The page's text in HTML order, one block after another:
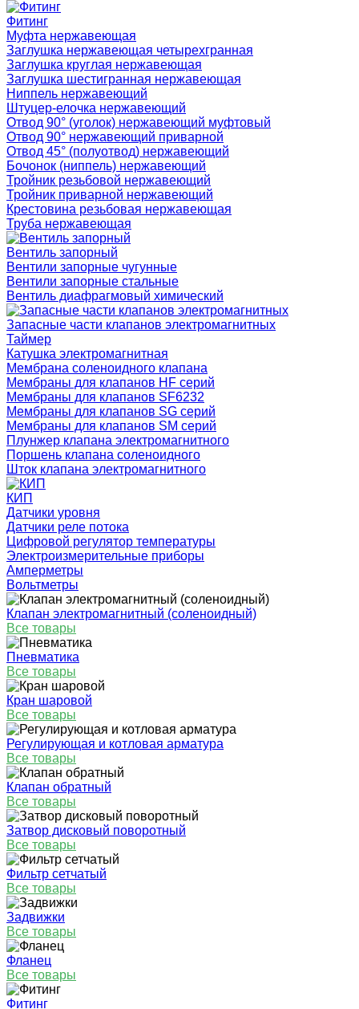
Фитинг
Муфта нержавеющая
Заглушка нержавеющая четырехгранная
Заглушка круглая нержавеющая
Заглушка шестигранная нержавеющая
Ниппель нержавеющий
Штуцер-елочка нержавеющий
Отвод 90° (уголок) нержавеющий муфтовый
Отвод 90° нержавеющий приварной
Отвод 45° (полуотвод) нержавеющий
Бочонок (ниппель) нержавеющий
Тройник резьбовой нержавеющий
Тройник приварной нержавеющий
Крестовина резьбовая нержавеющая
Труба нержавеющая
Вентиль запорный
Вентили запорные чугунные
Вентили запорные стальные
Вентиль диафрагмовый химический
Запасные части клапанов электромагнитных
Таймер
Катушка электромагнитная
Мембрана соленоидного клапана
Мембраны для клапанов HF серий
Мембраны для клапанов SF6232
Мембраны для клапанов SG серий
Мембраны для клапанов SM серий
Плунжер клапана электромагнитного
Поршень клапана соленоидного
Шток клапана электромагнитного
КИП
Датчики уровня
Датчики реле потока
Цифровой регулятор температуры
Электроизмерительные приборы
Амперметры
Вольтметры
Клапан электромагнитный (соленоидный)
Все товары
Пневматика
Все товары
Кран шаровой
Все товары
Регулирующая и котловая арматура
Все товары
Клапан обратный
Все товары
Затвор дисковый поворотный
Все товары
Фильтр сетчатый
Все товары
Задвижки
Все товары
Фланец
Все товары
Фитинг